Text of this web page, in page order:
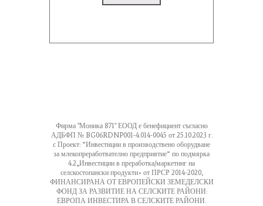
Фирма "Моника 871" ЕООД е бенефициент съгласно
АДБФП № BG06RDNP001-4.014-0045 от 25.10.2023 г.
с Проект: “Инвестиции в производствено оборудване
за млекопреработвателно предприятие“ по подмярка
4.2„Инвестиции в преработка/маркетинг на
селскостопански продукти» от ПРСР 2014-2020,
ФИНАНСИРАНА ОТ ЕВРОПЕЙСКИ ЗЕМЕДЕЛСКИ
ФОНД ЗА РАЗВИТИЕ НА СЕЛСКИТЕ РАЙОНИ:
ЕВРОПА ИНВЕСТИРА В СЕЛСКИТЕ РАЙОНИ.